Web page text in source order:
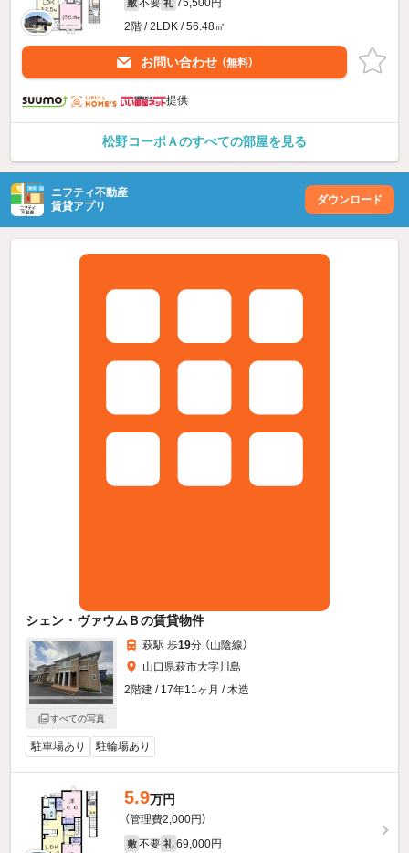
敷 不要 礼 75,500円
2階 / 2LDK / 56.48㎡
お問い合わせ （無料）
提供
松野コーポＡのすべての部屋を見る
ニフティ不動産
賃貸アプリ
ダウンロード
シェン・ヴァウムＢの賃貸物件
すべての写真
萩駅 歩19分 （山陰線）
山口県萩市大字川島
2階建 / 17年11ヶ月 / 木造
駐車場あり 駐輪場あり
5.9万円
（管理費2,000円）
敷 不要 礼 69,000円